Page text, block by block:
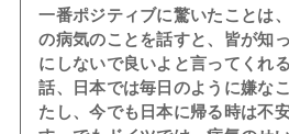
一番ポジティブに驚いたことは
の病気のことを話すと、皆が知
にしないで良いよと言ってくれ
話、日本では毎日のように嫌な
たし、今でも日本に帰る時は不